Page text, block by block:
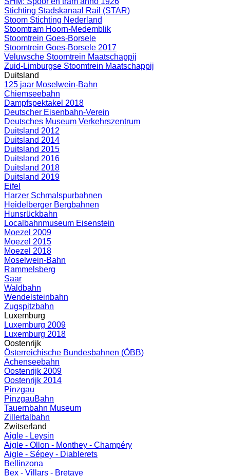
Stichting Stadskanaal Rail (STAR)
Stoom Stichting Nederland
Stoomtram Hoorn-Medemblik
Stoomtrein Goes-Borsele
Stoomtrein Goes-Borsele 2017
Veluwsche Stoomtrein Maatschappij
Zuid-Limburgse Stoomtrein Maatschappij
Duitsland
125 jaar Moselwein-Bahn
Chiemseebahn
Dampfspektakel 2018
Deutscher Eisenbahn-Verein
Deutsches Museum Verkehrszentrum
Duitsland 2012
Duitsland 2014
Duitsland 2015
Duitsland 2016
Duitsland 2018
Duitsland 2019
Eifel
Harzer Schmalspurbahnen
Heidelberger Bergbahnen
Hunsrückbahn
Localbahnmuseum Eisenstein
Moezel 2009
Moezel 2015
Moezel 2018
Moselwein-Bahn
Rammelsberg
Saar
Waldbahn
Wendelsteinbahn
Zugspitzbahn
Luxemburg
Luxemburg 2009
Luxemburg 2018
Oostenrijk
Österreichische Bundesbahnen (ÖBB)
Achenseebahn
Oostenrijk 2009
Oostenrijk 2014
Pinzgau
PinzgauBahn
Tauernbahn Museum
Zillertalbahn
Zwitserland
Aigle - Leysin
Aigle - Ollon - Monthey - Champéry
Aigle - Sépey - Diablerets
Bellinzona
Bex - Villars - Bretaye